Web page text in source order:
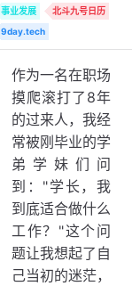
事业发展
北斗九号日历
9day.tech
作为一名在职场
摸爬滚打了8年
的过来人，我经
常被刚毕业的学
弟学妹们问
到："学长，我
到底适合做什么
工作？"这个问
题让我想起了自
己当初的迷茫，